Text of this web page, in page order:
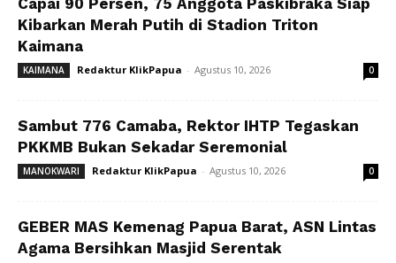
Kibarkan Merah Putih di Stadion Triton
Kaimana
KAIMANA Redaktur KlikPapua - Agustus 10, 2026 0
Sambut 776 Camaba, Rektor IHTP Tegaskan
PKKMB Bukan Sekadar Seremonial
MANOKWARI Redaktur KlikPapua - Agustus 10, 2026 0
GEBER MAS Kemenag Papua Barat, ASN Lintas
Agama Bersihkan Masjid Serentak